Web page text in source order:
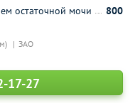
ЗАО
остаточной мочи
800
17-27